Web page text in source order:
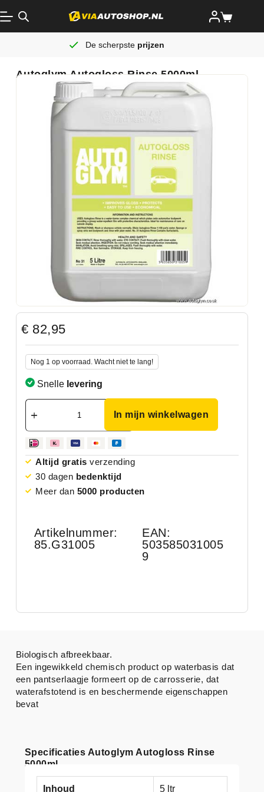
De scherpste prijzen
Autoglym Autogloss Rinse 5000ml
€ 82,95
Nog 1 op voorraad. Wacht niet te lang!
Snelle levering
In mijn winkelwagen
Altijd gratis verzending
30 dagen bedenktijd
Meer dan 5000 producten
Artikelnummer:
85.G31005
EAN:
503585031005
9
Specificaties Autoglym Autogloss Rinse
5000ml
Inhoud 5 ltr
Biologisch afbreekbaar.
Een ingewikkeld chemisch product op waterbasis dat
een pantserlaagje formeert op de carrosserie, dat
waterafstotend is en beschermende eigenschappen
bevat